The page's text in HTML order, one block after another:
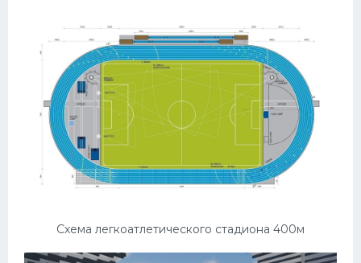
Схема легкоатлетического стадиона 400м